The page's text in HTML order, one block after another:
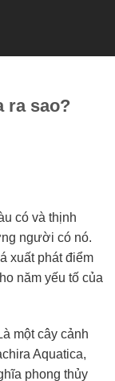
ra sao?
có và thịnh
người có nó.
xuất phát điểm
năm yếu tố của
một cây cảnh
Aquatica,
phong thủy